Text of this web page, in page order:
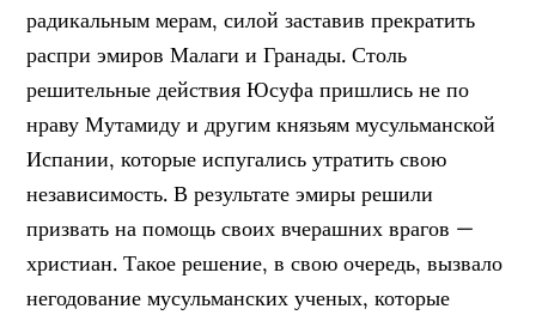
радикальным мерам, силой заставив прекратить
распри эмиров Малаги и Гранады. Столь
решительные действия Юсуфа пришлись не по
нраву Мутамиду и другим князьям мусульманской
Испании, которые испугались утратить свою
независимость. В результате эмиры решили
призвать на помощь своих вчерашних врагов —
христиан. Такое решение, в свою очередь, вызвало
негодование мусульманских ученых, которые